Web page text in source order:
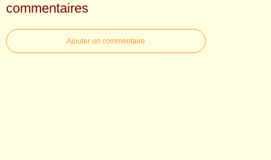
commentaires
Ajouter un commentaire